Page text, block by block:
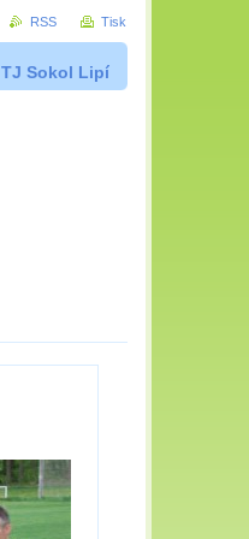
TJ Sokol Lipí
RSS Tisk